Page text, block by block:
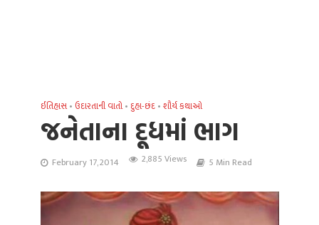
ઈતિહાસ • ઉદારતાની વાતો • દુહા-છંદ •શૌર્ય કથાઓ
જનેતાના દૂધમાં ભાગ
February 17, 2014 2,885 Views 5 Min Read